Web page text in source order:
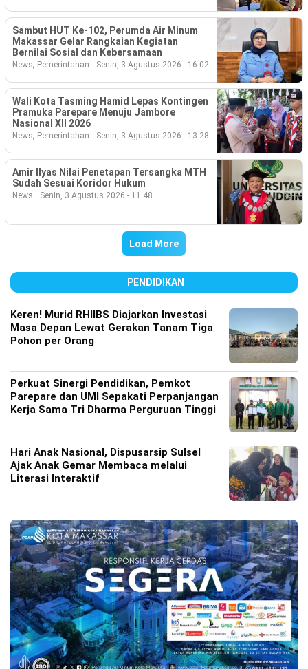
Sambut HUT Ke-102, Perumda Air Minum
Makassar Gelar Rangkaian Kegiatan
Bernilai Sosial dan Kebersamaan
News, Pemerintahan Senin, 3 Agustus 2026 - 16:02
Wali Kota Tasming Hamid Lepas Kontingen
Pramuka Parepare Menuju Jambore
Nasional XII 2026
News, Pemerintahan Senin, 3 Agustus 2026 - 13:28
Amir Ilyas Nilai Penetapan Tersangka MTH
Sudah Sesuai Koridor Hukum
News Senin, 3 Agustus 2026 - 11:48
Load More
PENDIDIKAN
Keren! Murid RHIIBS Diajarkan Investasi
Masa Depan Lewat Gerakan Tanam Tiga
Pohon per Orang
Perkuat Sinergi Pendidikan, Pemkot
Parepare dan UMI Sepakati Perpanjangan
Kerja Sama Tri Dharma Perguruan Tinggi
Hari Anak Nasional, Dispusarsip Sulsel
Ajak Anak Gemar Membaca melalui
Literasi Interaktif